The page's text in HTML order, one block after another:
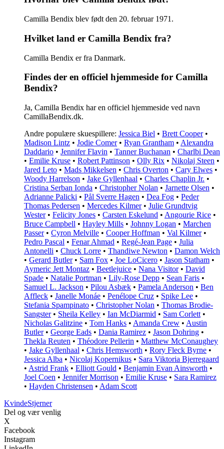
Camilla Bendix blev født den 20. februar 1971.
Hvilket land er Camilla Bendix fra?
Camilla Bendix er fra Danmark.
Findes der en officiel hjemmeside for Camilla
Bendix?
Ja, Camilla Bendix har en officiel hjemmeside ved navn
CamillaBendix.dk.
Andre populære skuespillere: Jessica Biel • Brett Cooper•
Madison Lintz • Jodie Comer• Ryan Grantham • Alexandra
Daddario • Jennifer Flavin • Tanner Buchanan • Charlbi Dean
• Emilie Kruse • Robert Pattinson • Olly Rix • Nikolaj Steen •
Jared Leto • Mads Mikkelsen • Chris Overton • Cary Elwes •
Woody Harrelson • Jake Gyllenhaal • Charles Chaplin Jr. •
Cristina Serban Ionda • Christopher Nolan • Jarnette Olsen •
Adrianne Palicki • Pål Sverre Hagen • Dea Fog • Peder
Thomas Pedersen • Mercedes Kilmer• Julie Grundtvig
Wester• Felicity Jones • Carsten Eskelund • Angourie Rice •
Bruce Campbell • Hayley Mills • Johnny Logan • Marchen
Passer• Cyron Melville • Cooper Hoffman • Val Kilmer•
Pedro Pascal • Fenar Ahmad • Regé-Jean Page • Julia
Antonelli • Chuck Lorre • Thandiwe Newton • Damon Welch
• Gerard Butler• Sam Fox • Joe LoCicero • Jason Statham •
Aymeric Jett Montaz • Beetlejuice • Nana Visitor• David
Spade • Natalie Portman • Lily-Rose Depp • Sean Faris •
Samuel L. Jackson • Pilou Asbæk • Pamela Anderson • Ben
Affleck • Janelle Monáe • Penélope Cruz • Spike Lee •
Stefania Spampinato • Christopher Nolan • Thomas Brodie-
Sangster• Sheila Kelley • Ian McDiarmid • Sam Corlett •
Nicholas Galitzine • Tom Hanks • Amanda Crew • Austin
Butler• George Eads • Dania Ramirez • Jason Dohring •
Thekla Reuten • Théodore Pellerin • Matthew McConaughey
• Jake Gyllenhaal • Chris Hemsworth • Rory Fleck Byrne •
Jessica Alba • Nicolaj Kopernikus • Sara Viktoria Bjerregaard
• Astrid Frank • Elliott Gould • Benjamin Evan Ainsworth •
Joel Coen • Jennifer Morrison • Emilie Kruse • Sara Ramirez
• Hayden Christensen • Adam Scott
KvindeStjerner
Del og vær venlig
X
Facebook
Instagram